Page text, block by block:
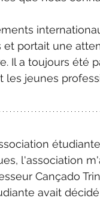
portait une
Il a toujours été
jeunes
l'association
Cançado
avait